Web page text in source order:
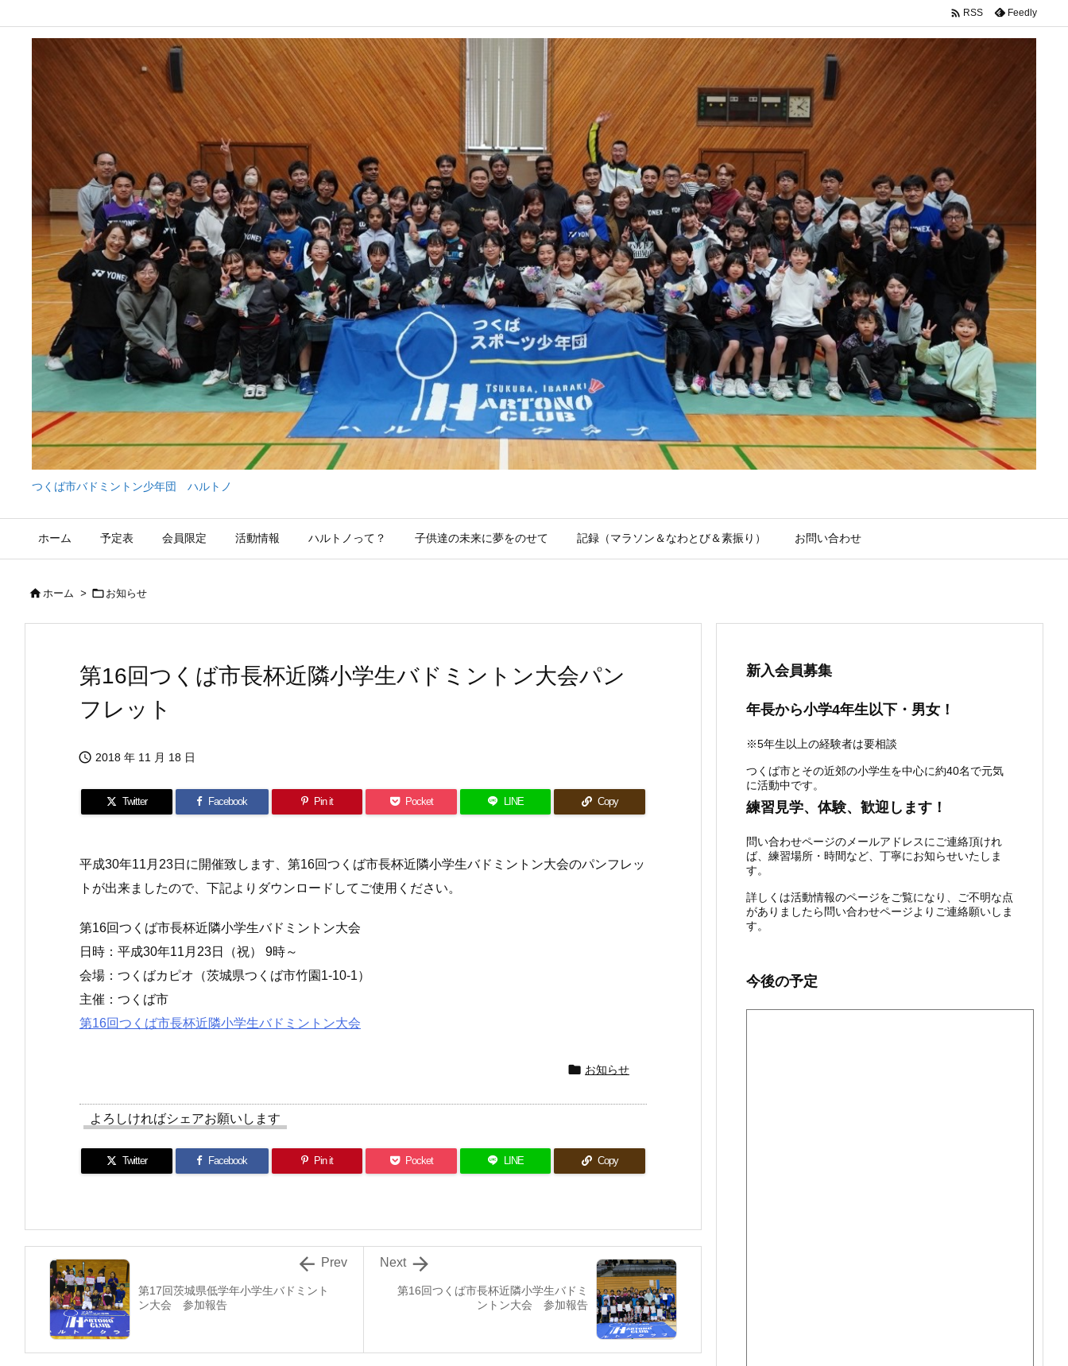
つくば市バドミントン少年団 ハルトノ
ホーム 予定表 会員限定 活動情報 ハルトノって？ 子供達の未来に夢をのせて 記録（マラソン＆なわとび＆素振り） お問い合わせ
 RSS Feedly
 ホーム >  お知らせ
第16回つくば市長杯近隣小学生バドミントン大会パン
フレット
 2018 年 11 月 18 日
Twitter Facebook Pin it Pocket LINE Copy
平成30年11月23日に開催致します、第16回つくば市長杯近隣小学生バドミントン大会のパンフレッ
トが出来ましたので、下記よりダウンロードしてご使用ください。
第16回つくば市長杯近隣小学生バドミントン大会
日時：平成30年11月23日（祝） 9時～
会場：つくばカピオ（茨城県つくば市竹園1-10-1）
主催：つくば市
第16回つくば市長杯近隣小学生バドミントン大会
 お知らせ
よろしければシェアお願いします
Twitter Facebook Pin it Pocket LINE Copy
第16回つくば市長杯近隣小学生バドミ
ントン大会 参加報告

Next
第17回茨城県低学年小学生バドミント
ン大会 参加報告
 Prev
新入会員募集
年長から小学4年生以下・男女！
※5年生以上の経験者は要相談
つくば市とその近郊の小学生を中心に約40名で元気
に活動中です。
練習見学、体験、歓迎します！
問い合わせページのメールアドレスにご連絡頂けれ
ば、練習場所・時間など、丁寧にお知らせいたしま
す。
詳しくは活動情報のページをご覧になり、ご不明な点
がありましたら問い合わせページよりご連絡願いしま
す。
今後の予定